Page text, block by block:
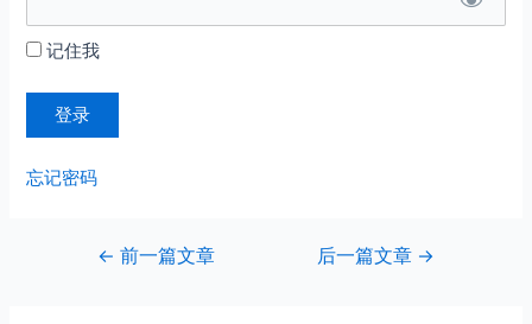
记住我
忘记密码
← 前一篇文章 后一篇文章 →